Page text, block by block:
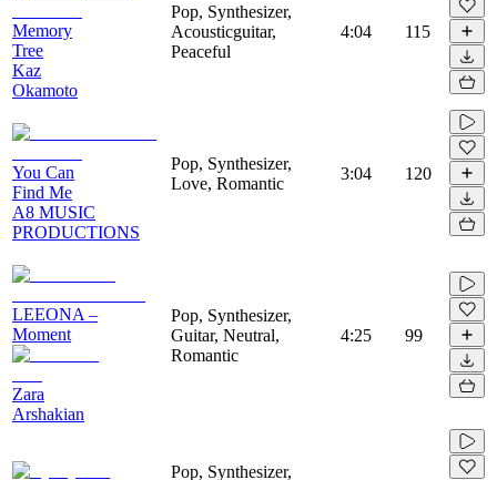
Memory
Tree
Kaz
Okamoto
Pop, Synthesizer,
Acousticguitar,
Peaceful
4:04 115
You Can
Find Me
A8 MUSIC
PRODUCTIONS
Pop, Synthesizer,
Love, Romantic
3:04 120
LEEONA –
Moment
Zara
Arshakian
Pop, Synthesizer,
Guitar, Neutral,
Romantic
4:25 99
Pop, Synthesizer,